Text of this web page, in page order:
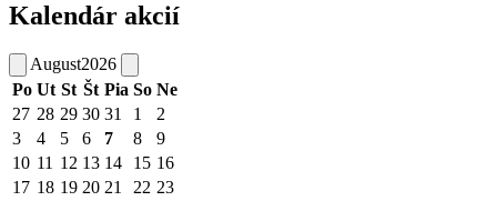
Kalendár akcií
August2026
Po Ut St Št Pia So Ne
27 28 29 30 31 1
2
3
4 5 6 7 8
9
10 11 12 13 14 15 16
17 18 19 20 21 22 23